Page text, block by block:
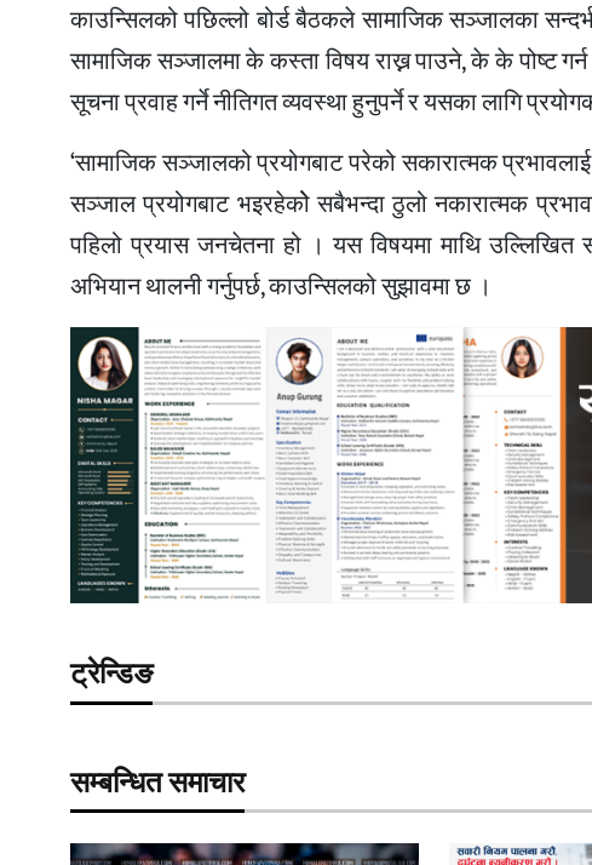
काउन्सिलको पछिल्लो बोर्ड बैठकले सामाजिक सञ्जालका
सामाजिक सञ्जालमा के कस्ता विषय राख्न पाउने, के के पोष्ट
सूचना प्रवाह गर्ने नीतिगत व्यवस्था हुनुपर्ने र यसका लागि
‘सामाजिक सञ्जालको प्रयोगबाट परेको सकारात्मक
सञ्जाल प्रयोगबाट भइरहेकोे सबैभन्दा ठुलो नकारात्मक
पहिलो प्रयास जनचेतना हो । यस विषयमा माथि
अभियान थालनी गर्नुपर्छ, काउन्सिलको सुझावमा छ ।
ट्रेन्डिङ
सम्बन्धित समाचार